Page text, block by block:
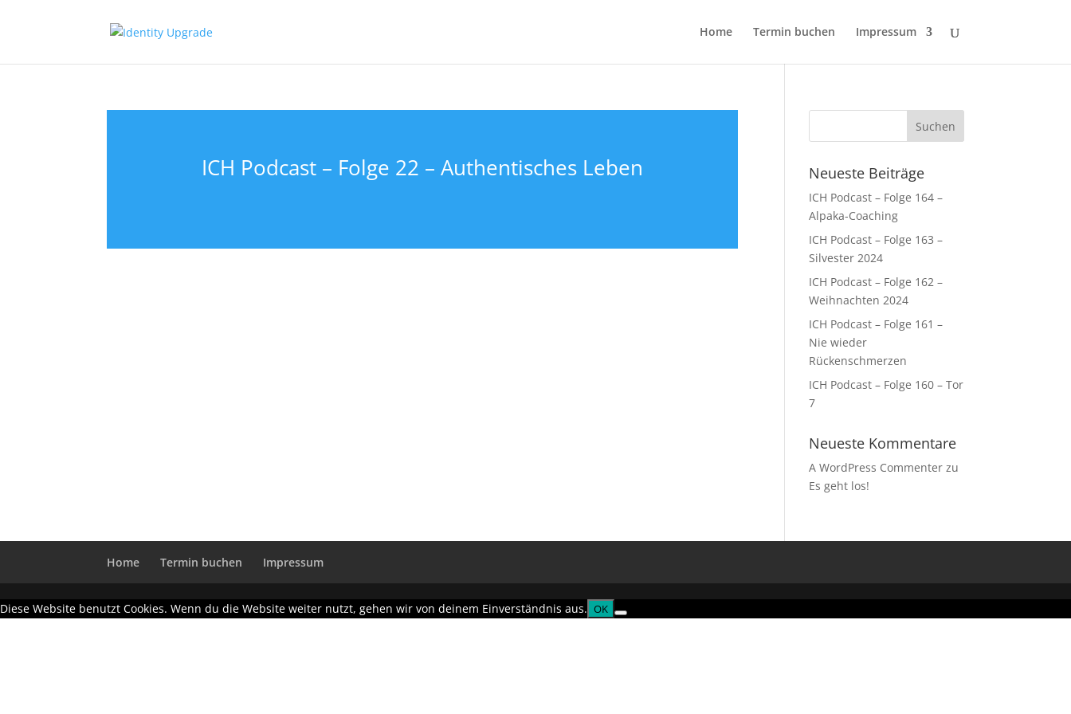
Home Termin buchen Impressum
ICH Podcast – Folge 22 – Authentisches Leben Neueste Beiträge
ICH Podcast – Folge 164 –
Alpaka-Coaching
ICH Podcast – Folge 163 –
Silvester 2024
ICH Podcast – Folge 162 –
Weihnachten 2024
ICH Podcast – Folge 161 –
Nie wieder
Rückenschmerzen
ICH Podcast – Folge 160 – Tor
7
Neueste Kommentare
A WordPress Commenter zu
Es geht los!
Home Termin buchen Impressum
Diese Website benutzt Cookies. Wenn du die Website weiter nutzt, gehen wir von deinem Einverständnis aus. OK